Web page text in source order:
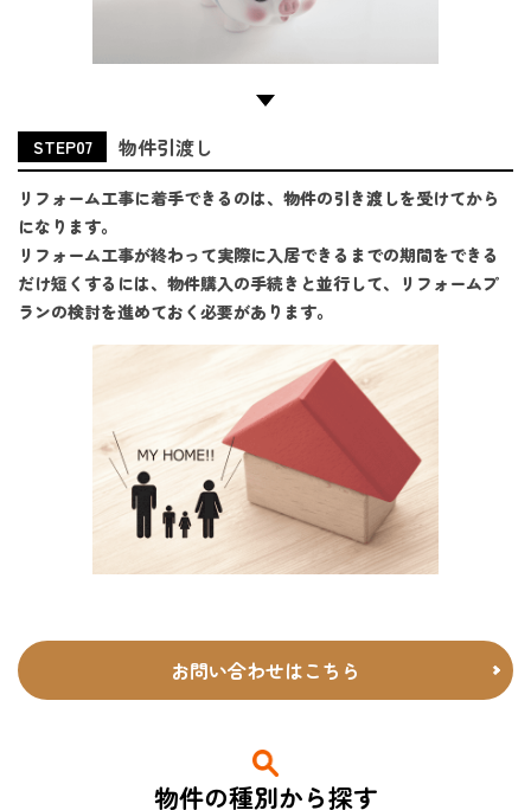
STEP07 物件引渡し
リフォーム工事に着手できるのは、物件の引き渡しを受けてから
になります。
リフォーム工事が終わって実際に入居できるまでの期間をできる
だけ短くするには、物件購入の手続きと並行して、リフォームプ
ランの検討を進めておく必要があります。
お問い合わせはこちら
物件の種別から探す